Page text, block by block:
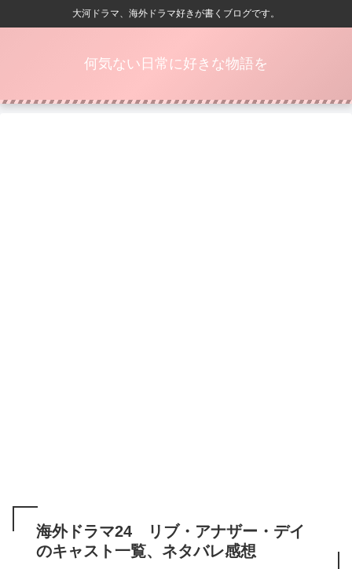
大河ドラマ、海外ドラマ好きが書くブログです。
何気ない日常に好きな物語を
海外ドラマ24 リブ・アナザー・デイ
のキャスト一覧、ネタバレ感想